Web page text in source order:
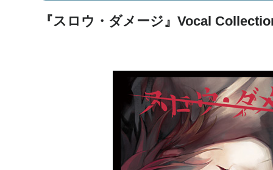
『スロウ・ダメージ』Vocal